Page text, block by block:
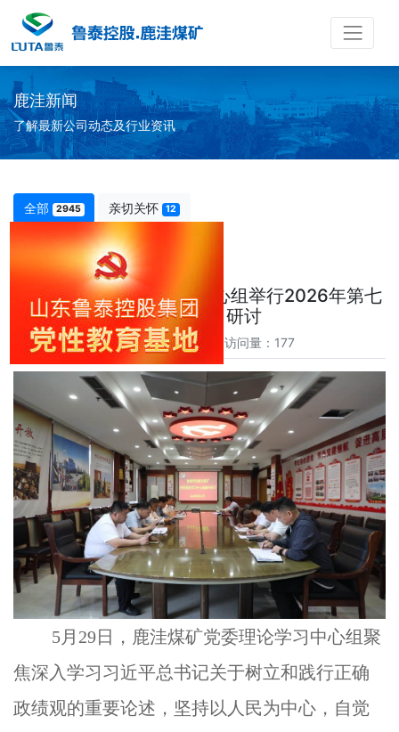
鹿洼新闻
了解最新公司动态及行业资讯
全部 2945 亲切关怀 12
鹿洼煤矿党委理论学习中心组举行2026年第七
次专题学习研讨
时间：2026-06-01 访问量：177
5月29日，鹿洼煤矿党委理论学习中心组聚
焦深入学习习近平总书记关于树立和践行正确
政绩观的重要论述，坚持以人民为中心，自觉